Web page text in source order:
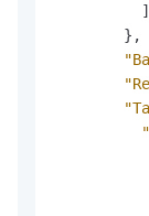
]
} ,